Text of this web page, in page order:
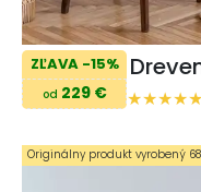
ZĽAVA -15%
od 229 €
Originálny produkt vyrobený